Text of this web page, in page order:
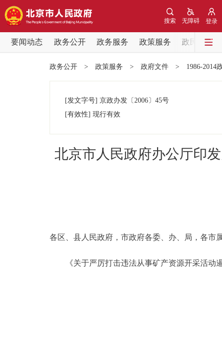
登录
无障碍
搜索
要闻动态 政务公开 政务服务 政策服务
政民互动
党中央精神
政务公开 > 政策服务 > 政府文件 > 1986-2014
[发文字号] 京政办发 〔2006〕 45号
[有效性] 现行有效
北京市人民政府办公厅印
各区、县人民政府，市政府各委、办、局，各市
《关于严厉打击违法从事矿产资源开采活动遏